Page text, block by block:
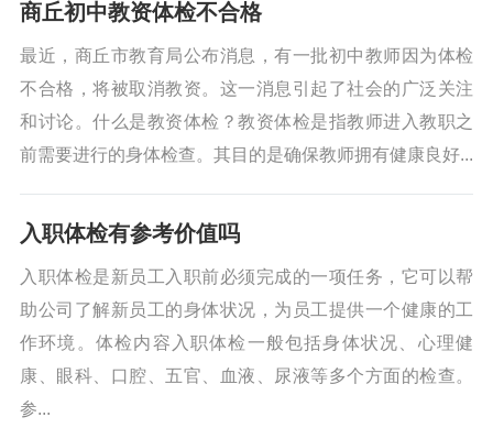
商丘初中教资体检不合格
最近，商丘市教育局公布消息，有一批初中教师因为体检
不合格，将被取消教资。这一消息引起了社会的广泛关注
和讨论。什么是教资体检？教资体检是指教师进入教职之
前需要进行的身体检查。其目的是确保教师拥有健康良好...
入职体检有参考价值吗
入职体检是新员工入职前必须完成的一项任务，它可以帮
助公司了解新员工的身体状况，为员工提供一个健康的工
作环境。体检内容入职体检一般包括身体状况、心理健
康、眼科、口腔、五官、血液、尿液等多个方面的检查。
参...